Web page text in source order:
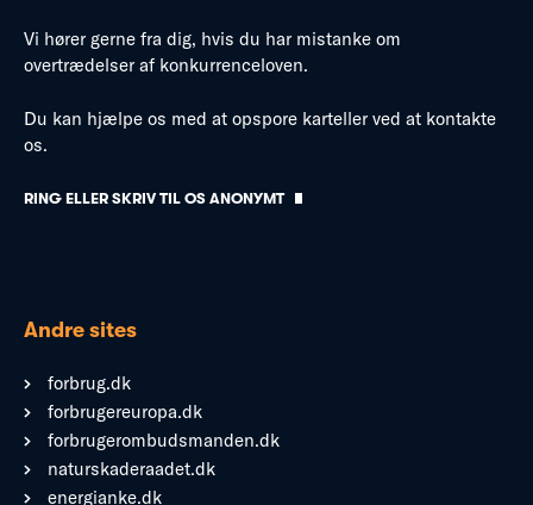
Vi hører gerne fra dig, hvis du har mistanke om
overtrædelser af konkurrenceloven.
Du kan hjælpe os med at opspore karteller ved at kontakte
os.
RING ELLER SKRIV TIL OS ANONYMT
Andre sites
forbrug.dk
forbrugereuropa.dk
forbrugerombudsmanden.dk
naturskaderaadet.dk
energianke.dk